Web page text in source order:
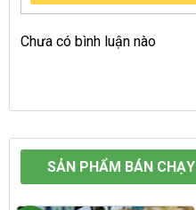
Chưa có bình luận nào
SẢN PHẨM BÁN CHẠY